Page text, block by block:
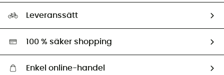
Ambassadörer
Miljöanpassat urval
Leveranssätt
100 % säker shopping
Enkel online-handel